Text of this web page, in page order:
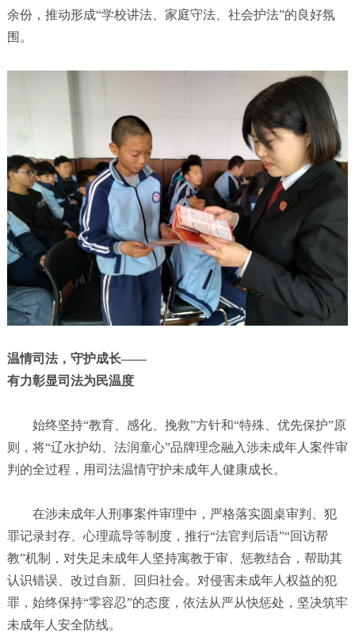
余份，推动形成“学校讲法、家庭守法、社会护法”的良好氛
围。
温情司法，守护成长——
有力彰显司法为民温度
始终坚持“教育、感化、挽救”方针和“特殊、优先保护”原
则，将“辽水护幼、法润童心”品牌理念融入涉未成年人案件审
判的全过程，用司法温情守护未成年人健康成长。
在涉未成年人刑事案件审理中，严格落实圆桌审判、犯
罪记录封存、心理疏导等制度，推行“法官判后语”“回访帮
教”机制，对失足未成年人坚持寓教于审、惩教结合，帮助其
认识错误、改过自新、回归社会。对侵害未成年人权益的犯
罪，始终保持“零容忍”的态度，依法从严从快惩处，坚决筑牢
未成年人安全防线。